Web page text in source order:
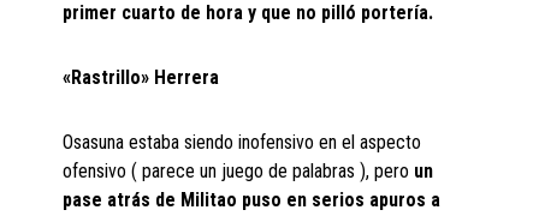
primer cuarto de hora y que no pilló portería.
«Rastrillo» Herrera
Osasuna estaba siendo inofensivo en el aspecto
ofensivo ( parece un juego de palabras ), pero un
pase atrás de Militao puso en serios apuros a